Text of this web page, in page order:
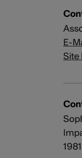
E-
Site